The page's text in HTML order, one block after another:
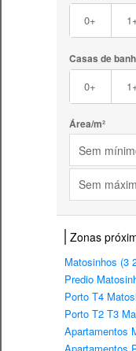
0+
Casas de
0+
Área/m²
Sem
Sem
Zonas
Matosinhos (3
Predio
Porto T4
Porto T2 T3
Apartamentos